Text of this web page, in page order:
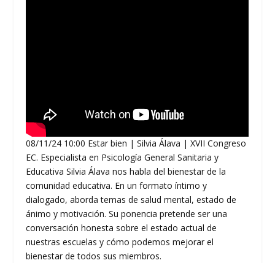
08/11/24 10:00 Estar bien | Silvia Álava | XVII Congreso
EC. Especialista en Psicología General Sanitaria y
Educativa Silvia Álava nos habla del bienestar de la
comunidad educativa. En un formato íntimo y
dialogado, aborda temas de salud mental, estado de
ánimo y motivación. Su ponencia pretende ser una
conversación honesta sobre el estado actual de
nuestras escuelas y cómo podemos mejorar el
bienestar de todos sus miembros.